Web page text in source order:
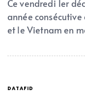
Ce vendredi 1er
année
et le Vietnam en
DATAFID